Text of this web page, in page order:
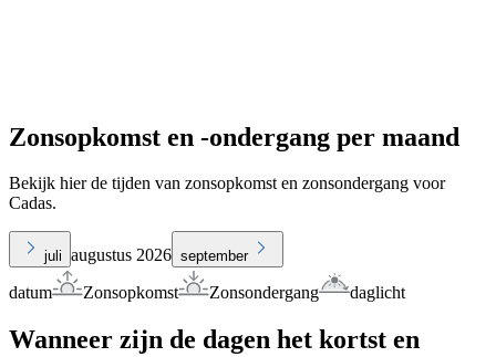
Zonsopkomst en -ondergang per maand
Bekijk hier de tijden van zonsopkomst en zonsondergang voor
Cadas.
juli augustus 2026 september
datum Zonsopkomst Zonsondergang daglicht
Wanneer zijn de dagen het kortst en